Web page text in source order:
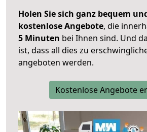
Holen Sie sich ganz bequem
kostenlose Angebote, die
5 Minuten bei Ihnen sind. Und
ist, dass all dies zu
angeboten werden.
Kostenlose Angebote